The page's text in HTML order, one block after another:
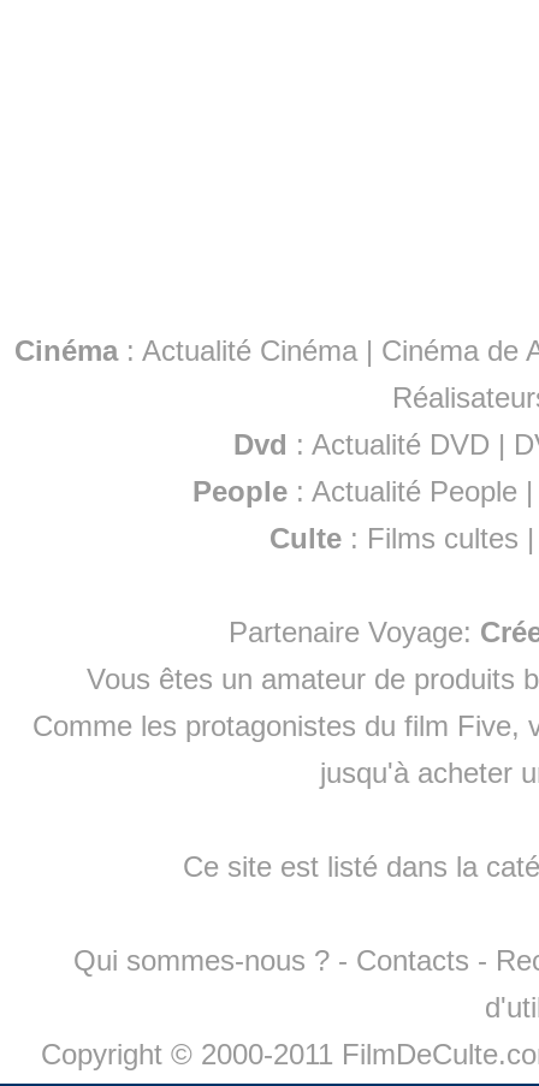
Cinéma: Actualité Cinéma | Cinéma de
Dvd : Actualité DVD |
People :Actualité People
Culte : Films cultes
Partenaire Voyage:
Vous êtes un amateur de produits
Comme les protagonistes du film Five,
jusqu'à acheter
Ce site est listé dans la
Qui sommes-nous ? - Contacts -
Copyright © 2000-2011